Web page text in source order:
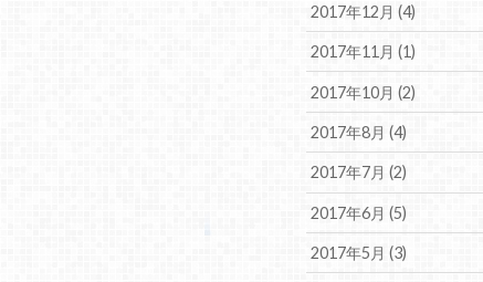
2017年12月 (4)
2017年11月 (1)
2017年10月 (2)
2017年8月 (4)
2017年7月 (2)
2017年6月 (5)
2017年5月 (3)